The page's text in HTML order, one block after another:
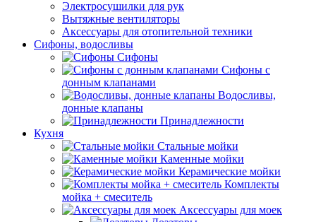
Электросушилки для рук
Вытяжные вентиляторы
Аксессуары для отопительной техники
Сифоны, водосливы
Сифоны
Сифоны с
донным клапанами
Водосливы,
донные клапаны
Принадлежности
Кухня
Стальные мойки
Каменные мойки
Керамические мойки
Комплекты
мойка + смеситель
Аксессуары для моек